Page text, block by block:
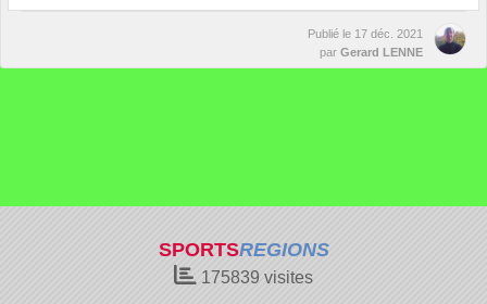
Publié le 17 déc. 2021
par Gerard LENNE
SPORTSREGIONS
175839 visites